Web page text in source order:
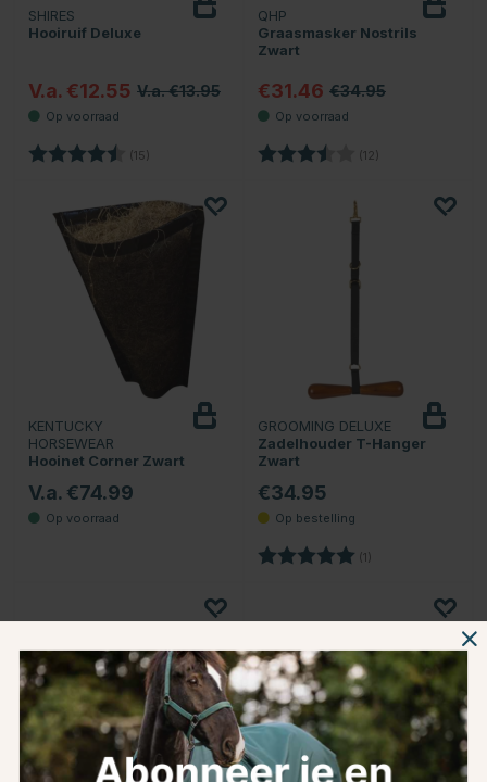
SHIRES
Hooiruif Deluxe
V.a. €12.55 V.a. €13.95
Beoordeling: (15)
QHP
Graasmasker Nostrils
Zwart
€31.46 €34.95
Beoordeling: (12)
KENTUCKY
HORSEWEAR
Hooinet Corner Zwart
V.a. €74.99
GROOMING DELUXE
Zadelhouder T-Hanger
Zwart
€34.95
Beoordeling: (1)